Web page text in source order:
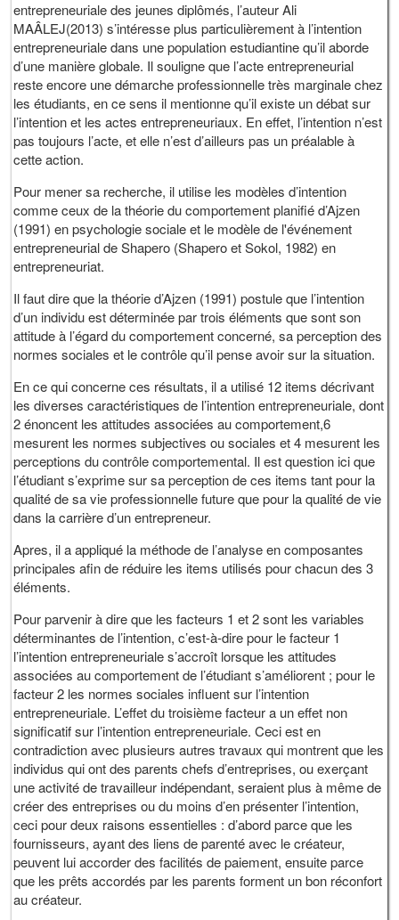
entrepreneuriale des jeunes diplômés, l’auteur Ali
MAÂLEJ(2013) s’intéresse plus particulièrement à l’intention
entrepreneuriale dans une population estudiantine qu’il aborde
d’une manière globale. Il souligne que l’acte entrepreneurial
reste encore une démarche professionnelle très marginale chez
les étudiants, en ce sens il mentionne qu’il existe un débat sur
l’intention et les actes entrepreneuriaux. En effet, l’intention n’est
pas toujours l’acte, et elle n’est d’ailleurs pas un préalable à
cette action.
Pour mener sa recherche, il utilise les modèles d’intention
comme ceux de la théorie du comportement planifié d’Ajzen
(1991) en psychologie sociale et le modèle de l'événement
entrepreneurial de Shapero (Shapero et Sokol, 1982) en
entrepreneuriat.
Il faut dire que la théorie d’Ajzen (1991) postule que l’intention
d’un individu est déterminée par trois éléments que sont son
attitude à l’égard du comportement concerné, sa perception des
normes sociales et le contrôle qu’il pense avoir sur la situation.
En ce qui concerne ces résultats, il a utilisé 12 items décrivant
les diverses caractéristiques de l’intention entrepreneuriale, dont
2 énoncent les attitudes associées au comportement,6
mesurent les normes subjectives ou sociales et 4 mesurent les
perceptions du contrôle comportemental. Il est question ici que
l’étudiant s’exprime sur sa perception de ces items tant pour la
qualité de sa vie professionnelle future que pour la qualité de vie
dans la carrière d’un entrepreneur.
Apres, il a appliqué la méthode de l’analyse en composantes
principales afin de réduire les items utilisés pour chacun des 3
éléments.
Pour parvenir à dire que les facteurs 1 et 2 sont les variables
déterminantes de l’intention, c’est-à-dire pour le facteur 1
l’intention entrepreneuriale s’accroît lorsque les attitudes
associées au comportement de l’étudiant s’améliorent ; pour le
facteur 2 les normes sociales influent sur l’intention
entrepreneuriale. L’effet du troisième facteur a un effet non
significatif sur l’intention entrepreneuriale. Ceci est en
contradiction avec plusieurs autres travaux qui montrent que les
individus qui ont des parents chefs d’entreprises, ou exerçant
une activité de travailleur indépendant, seraient plus à même de
créer des entreprises ou du moins d’en présenter l’intention,
ceci pour deux raisons essentielles : d’abord parce que les
fournisseurs, ayant des liens de parenté avec le créateur,
peuvent lui accorder des facilités de paiement, ensuite parce
que les prêts accordés par les parents forment un bon réconfort
au créateur.